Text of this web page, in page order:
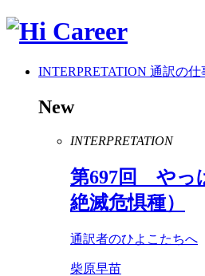
INTERPRETATION 通訳の仕
New
INTERPRETATION
第697回 やっ
絶滅危惧種）
通訳者のひよこたちへ
柴原早苗